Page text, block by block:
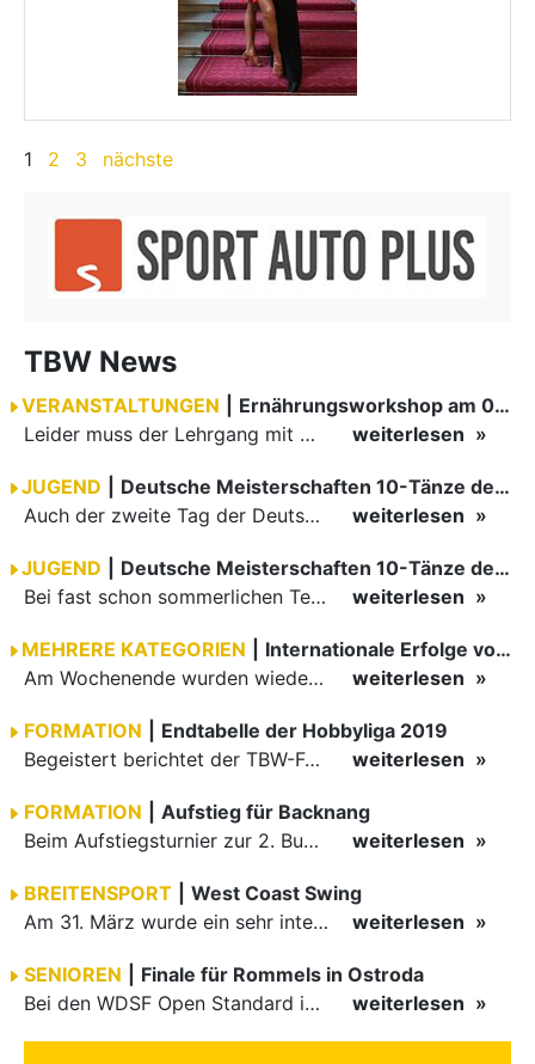
1 2 3 nächste
TBW News
VERANSTALTUNGEN
Ernährungsworkshop am 03.05.2019 fällt aus
Leider muss der Lehrgang mit Dr. Wolfgang Friedrich abgesagt werden, da sich zu wenige Teilnehmer gemeldet haben.
weiterlesen
JUGEND
Deutsche Meisterschaften 10-Tänze der Jugend
Auch der zweite Tag der Deutschen Meisterschaften stand ganz im Zeichen von fast frühsommerlichem Sonnenschein. Zu angenehmer Uhrzeit trafen sich im Dresdener Kongresszentrum 27 Jugendpaare, um ihren…
weiterlesen
JUGEND
Deutsche Meisterschaften 10-Tänze der Junioren II
Bei fast schon sommerlichen Temperaturen trafen sich die Junioren II B-Paare am Elbufer in Dresden zur Deutschen Meisterschaft Kombination. 25 Paare gingen an den Start.
weiterlesen
MEHRERE KATEGORIEN
Internationale Erfolge vom Wochenende
Am Wochenende wurden wieder fleißig die Koffer gepackt und per Auto oder Flugzeug ging es für die TBW-Paare ins Ausland. Zimmer/Kastalion schafften den Hattrick mit drei Finalteilnahmen. Nazarenus/Weber…
weiterlesen
FORMATION
Endtabelle der Hobbyliga 2019
Begeistert berichtet der TBW-Formationsbeauftragte Jörg Weindl von den Turnieren der TBW-Hobbyliga 2019. Mit insgesamt elf teilnehmenden Mannschaften hat die Liga in 2019 einen großartigen Aufschwung…
weiterlesen
FORMATION
Aufstieg für Backnang
Beim Aufstiegsturnier zur 2. Bundesliga Süd Latein konnte das B-Team der TSG Backnang in einer knappen Entscheidung den Sieg für sich verbuchen. Die Backnanger sind damit in die neu geschaffene Süd-Liga…
weiterlesen
BREITENSPORT
West Coast Swing
Am 31. März wurde ein sehr interessanter Lehrgang mit Bernd Junghans im LLZ in Pforzheim angeboten. Von Anfängern bis hin zu Fortgeschrittenen war alles an Tänzern/Innen vertreten.
weiterlesen
SENIOREN
Finale für Rommels in Ostroda
Bei den WDSF Open Standard in Ostroda/Polen gingen 23 Paare an den Start. Darunter Albert und Andrea Rommel vom Tanzsportzentrum Stuttgart Feuerbach, die das Finale als einziges und damit bestes deutsches…
weiterlesen